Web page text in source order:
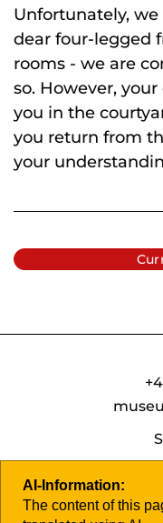
Unfortunately,
dear four-legged
rooms - we are
so. However,
you in the
you return from
your
AI-Information:
The content of this